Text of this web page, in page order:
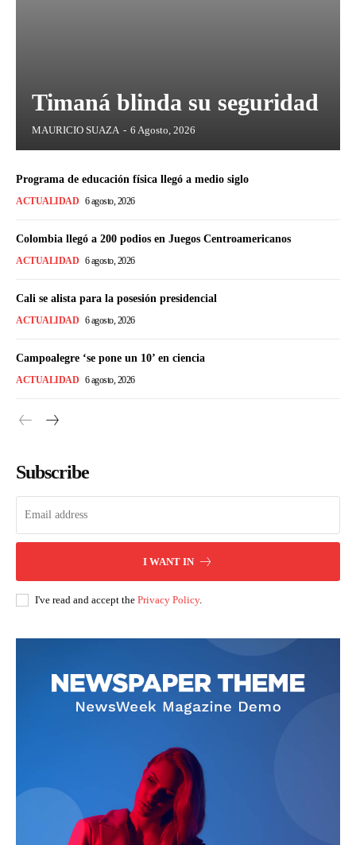
Timaná blinda su seguridad
MAURICIO SUAZA - 6 Agosto, 2026
Programa de educación física llegó a medio siglo
ACTUALIDAD 6 agosto, 2026
Colombia llegó a 200 podios en Juegos Centroamericanos
ACTUALIDAD 6 agosto, 2026
Cali se alista para la posesión presidencial
ACTUALIDAD 6 agosto, 2026
Campoalegre ‘se pone un 10’ en ciencia
ACTUALIDAD 6 agosto, 2026
Subscribe
I WANT IN
I've read and accept the Privacy Policy.